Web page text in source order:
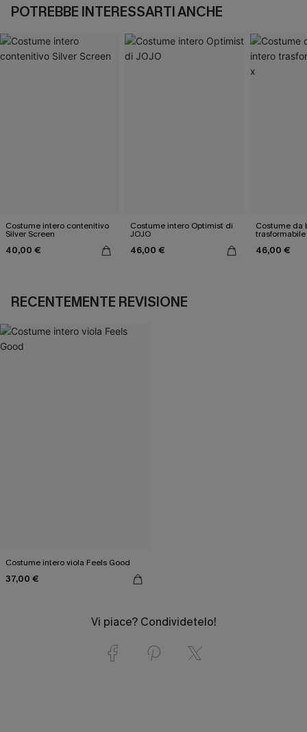
POTREBBE INTERESSARTI ANCHE
Costume intero contenitivo
Silver Screen
40,00 €
Costume intero Optimist di
JOJO
46,00 €
Costume da
trasformabile
46,00 €
RECENTEMENTE REVISIONE
Costume intero viola Feels Good
37,00 €
Vi piace? Condividetelo!